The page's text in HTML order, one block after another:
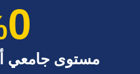
0
مستوى جامعي